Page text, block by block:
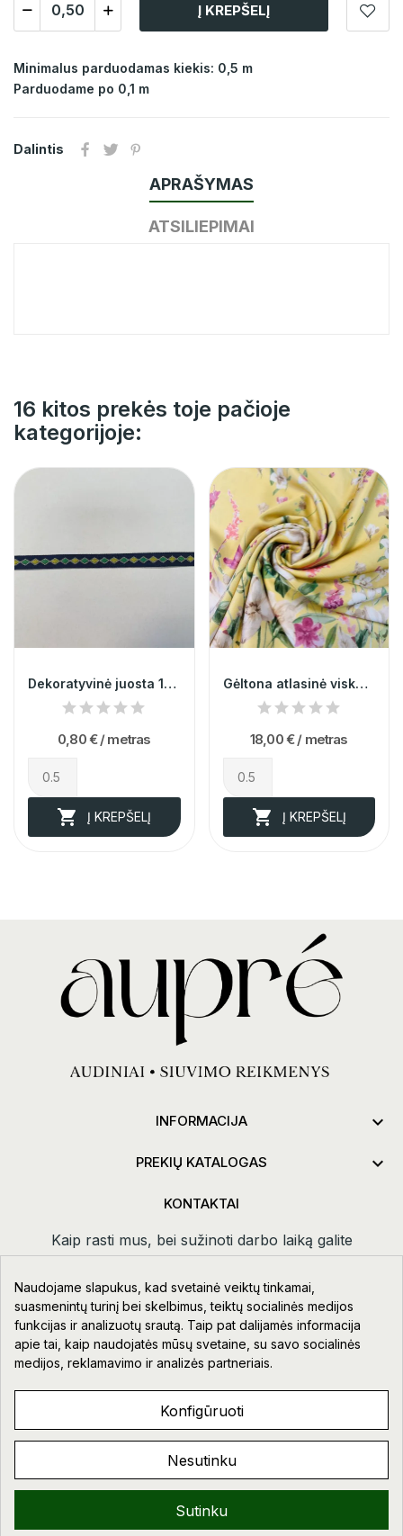
Į KREPŠELĮ
Minimalus parduodamas kiekis: 0,5 m
Parduodame po 0,1 m
Dalintis
APRAŠYMAS
ATSILIEPIMAI
16 kitos prekės toje pačioje
kategorijoje:
Dekoratyvinė juosta 1cm 001998
0,80 € / metras
 Į KREPŠELĮ
Gėltona atlasinė viskozė 008547
18,00 € / metras
 Į KREPŠELĮ
INFORMACIJA 
PREKIŲ KATALOGAS 
KONTAKTAI
Kaip rasti mus, bei sužinoti darbo laiką galite
paspauduskontaktai.
Taikos pr. 111-109, Klaipėda
+370 678 02418
info@aupre.lt
Facebook
AUPRE.LT © 2023 - 2026. VISOS TEISĖS SAUGOMOS.
Naudojame slapukus, kad svetainė veiktų tinkamai,
suasmenintų turinį bei skelbimus, teiktų socialinės medijos
funkcijas ir analizuotų srautą. Taip pat dalijamės informacija
apie tai, kaip naudojatės mūsų svetaine, su savo socialinės
medijos, reklamavimo ir analizės partneriais.
Konfigūruoti
Nesutinku
Sutinku